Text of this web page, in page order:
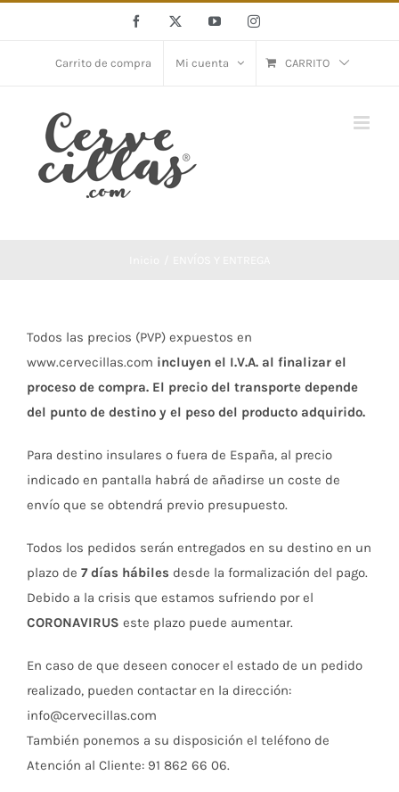
contenido
Facebook YouTubeInstagram
Carrito de compra Mi cuenta CARRITO
Todos las precios (PVP) expuestos en
www.cervecillas.com incluyen el I.V.A. al finalizar el
proceso de compra. El precio del transporte depende
del punto de destino y el peso del producto adquirido.
Para destino insulares o fuera de España, al precio
indicado en pantalla habrá de añadirse un coste de
envío que se obtendrá previo presupuesto.
Todos los pedidos serán entregados en su destino en un
plazo de 7 días hábiles desde la formalización del pago.
Debido a la crisis que estamos sufriendo por el
CORONAVIRUS este plazo puede aumentar.
En caso de que deseen conocer el estado de un pedido
realizado, pueden contactar en la dirección:
info@cervecillas.com
También ponemos a su disposición el teléfono de
Atención al Cliente: 91 862 66 06.